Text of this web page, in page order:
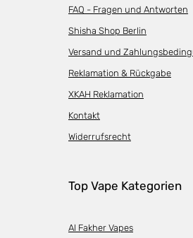
FAQ - Fragen und Antworten
Shisha Shop Berlin
Versand und
Reklamation & Rückgabe
XKAH Reklamation
Kontakt
Widerrufsrecht
Top Vape Kategorien
Al Fakher Vapes